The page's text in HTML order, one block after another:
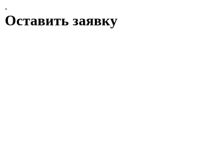
.
Оставить заявку